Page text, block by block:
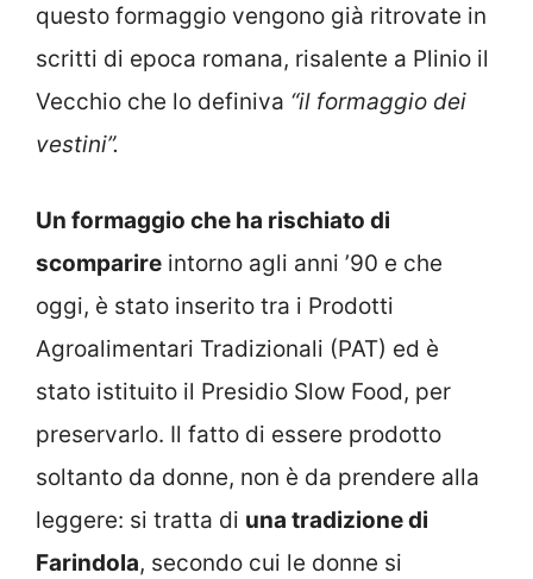
questo formaggio vengono già ritrovate in
scritti di epoca romana, risalente a Plinio il
Vecchio che lo definiva “il formaggio dei
vestini”.
Un formaggio che ha rischiato di
scomparire intorno agli anni ’90 e che
oggi, è stato inserito tra i Prodotti
Agroalimentari Tradizionali (PAT) ed è
stato istituito il Presidio Slow Food, per
preservarlo. Il fatto di essere prodotto
soltanto da donne, non è da prendere alla
leggere: si tratta di una tradizione di
Farindola, secondo cui le donne si